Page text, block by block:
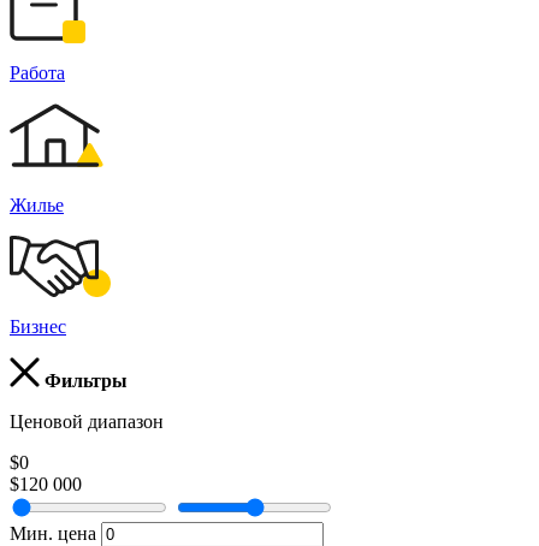
Работа
Жилье
Бизнес
Фильтры
Ценовой диапазон
$0
$120 000
Мин. цена